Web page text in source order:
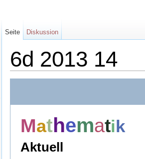
6d 2013 14
Mathematik
Aktuell
Seite Diskussion